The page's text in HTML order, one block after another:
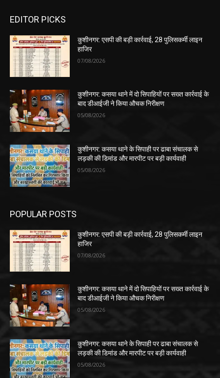
EDITOR PICKS
कुशीनगर: एसपी की बड़ी कार्रवाई, 28 पुलिसकर्मी लाइन
हाजिर
07/08/2026
कुशीनगर: कसया थाने में दो सिपाहियों पर सख्त कार्रवाई के
बाद डीआईजी ने किया औचक निरीक्षण
05/08/2026
कुशीनगर: कसया थाने के सिपाही पर ढाबा संचालक से
लड़की की डिमांड और मारपीट पर बड़ी कार्यवाही
05/08/2026
POPULAR POSTS
कुशीनगर: एसपी की बड़ी कार्रवाई, 28 पुलिसकर्मी लाइन
हाजिर
07/08/2026
कुशीनगर: कसया थाने में दो सिपाहियों पर सख्त कार्रवाई के
बाद डीआईजी ने किया औचक निरीक्षण
05/08/2026
कुशीनगर: कसया थाने के सिपाही पर ढाबा संचालक से
लड़की की डिमांड और मारपीट पर बड़ी कार्यवाही
05/08/2026